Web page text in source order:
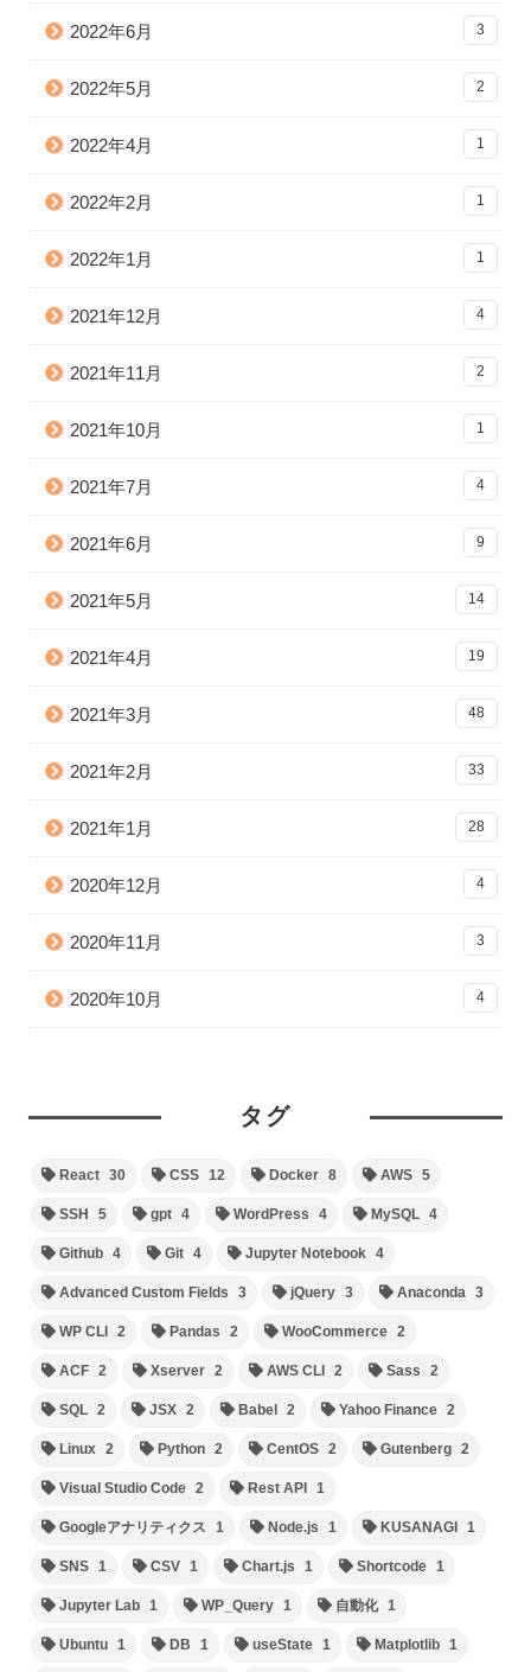
2022年6月 3
2022年5月 2
2022年4月 1
2022年2月 1
2022年1月 1
2021年12月 4
2021年11月 2
2021年10月 1
2021年7月 4
2021年6月 9
2021年5月 14
2021年4月 19
2021年3月 48
2021年2月 33
2021年1月 28
2020年12月 4
2020年11月 3
2020年10月 4
タグ
React 30 CSS 12 Docker 8 AWS 5
SSH 5 gpt 4 WordPress 4 MySQL 4
Github 4 Git 4 Jupyter Notebook 4
Advanced Custom Fields 3 jQuery 3 Anaconda 3
WP CLI 2 Pandas 2 WooCommerce 2
ACF 2 Xserver 2 AWS CLI 2 Sass 2
SQL 2 JSX 2 Babel 2 Yahoo Finance 2
Linux 2 Python 2 CentOS 2 Gutenberg 2
Visual Studio Code 2 Rest API 1
Googleアナリティクス 1 Node.js 1 KUSANAGI 1
SNS 1 CSV 1 Chart.js 1 Shortcode 1
Jupyter Lab 1 WP_Query 1 自動化 1
Ubuntu 1 DB 1 useState 1 Matplotlib 1